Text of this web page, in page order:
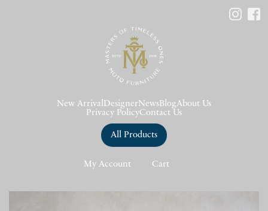
New Arrival DesignerNews BlogAbout Us
Privacy PolicyContact Us
All Products
My Account Cart